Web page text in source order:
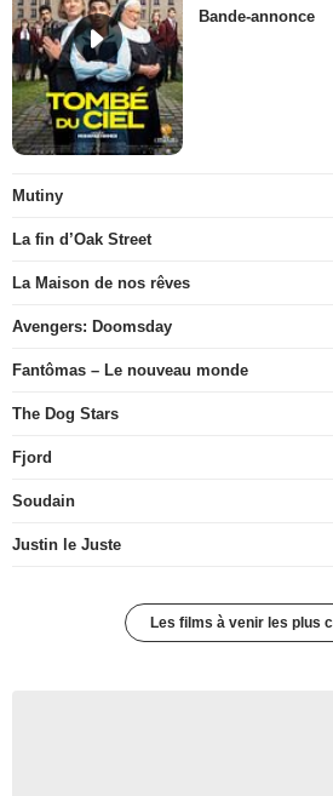
Bande-annonce
Mutiny
La fin d’Oak Street
La Maison de nos rêves
Avengers: Doomsday
Fantômas – Le nouveau monde
The Dog Stars
Fjord
Soudain
Justin le Juste
Les films à venir les plus